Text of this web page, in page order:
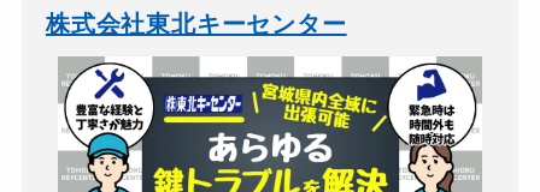
玄関カギ交換
車カギ開け 16,500円～（税込）...
バイクカギ開け 13,200円～（税込）
バイクカギ作成 別途お見積り
ロッカーカギ開け 別途お見積り
株式会社東北キーセンター